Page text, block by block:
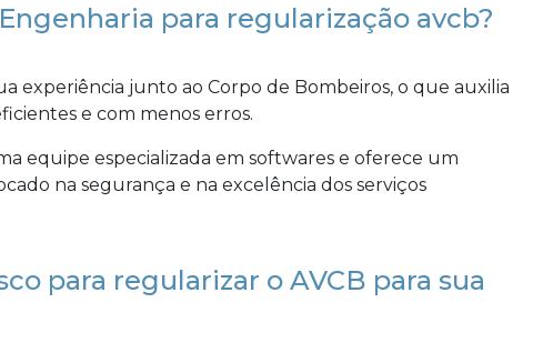
para regularização avcb?
experiência junto ao Corpo de Bombeiros, o que auxilia
e com menos erros.
equipe especializada em softwares e oferece um
na segurança e na excelência dos serviços
para regularizar o AVCB para sua